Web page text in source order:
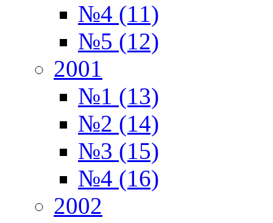
№4 (11)
№5 (12)
2001
№1 (13)
№2 (14)
№3 (15)
№4 (16)
2002